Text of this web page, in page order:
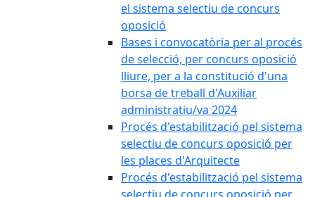
el sistema selectiu de concurs
oposició
Bases i convocatòria per al procés
de selecció, per concurs oposició
lliure, per a la constitució d'una
borsa de treball d'Auxiliar
administratiu/va 2024
Procés d'estabilització pel sistema
selectiu de concurs oposició per
les places d'Arquitecte
Procés d'estabilització pel sistema